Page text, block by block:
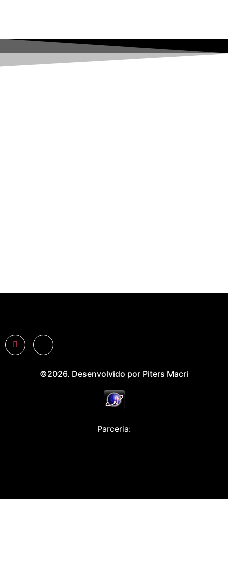
©2026. Desenvolvido por Piters Macri
Parceria: